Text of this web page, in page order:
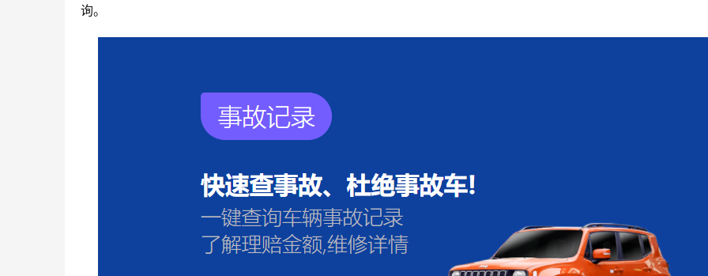
询。